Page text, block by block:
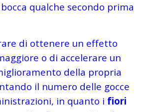
qualche secondo prima
di ottenere un effetto
o di accelerare un
della propria
il numero delle gocce
in quanto i fiori